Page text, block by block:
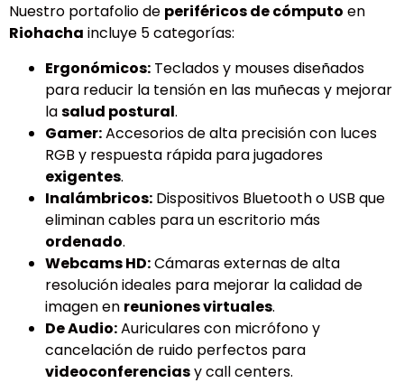
Nuestro portafolio de periféricos de cómputo en
Riohacha incluye 5 categorías:
Ergonómicos: Teclados y mouses diseñados
para reducir la tensión en las muñecas y mejorar
lasalud postural.
Gamer:Accesorios de alta precisión con luces
RGB y respuesta rápida para jugadores
exigentes.
Inalámbricos: Dispositivos Bluetooth o USB que
eliminan cables para un escritorio más
ordenado.
Webcams HD:Cámaras externas de alta
resolución ideales para mejorar la calidad de
imagen en reuniones virtuales.
De Audio:Auriculares con micrófono y
cancelación de ruido perfectos para
videoconferenciasy call centers.